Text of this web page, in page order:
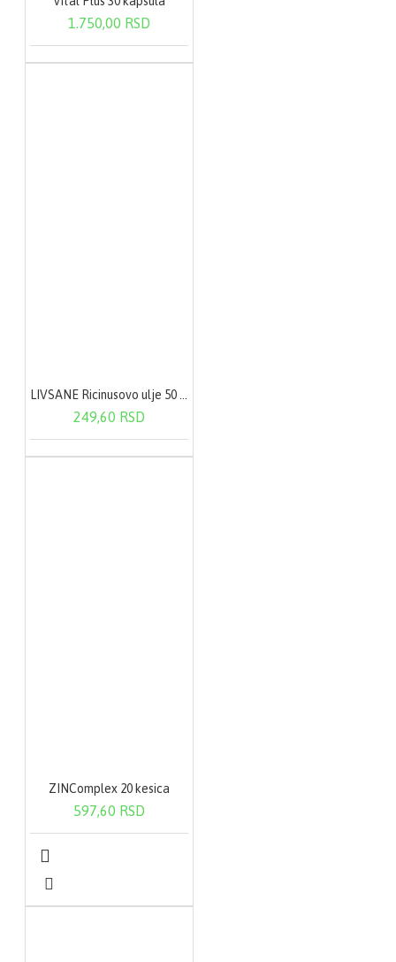
1.750,00 RSD
249,60 RSD
ZINComplex 20 kesica
597,60 RSD